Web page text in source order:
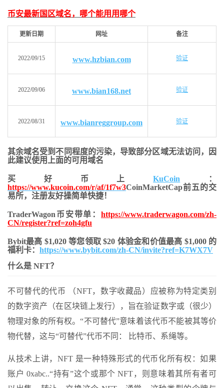
币安最新国区域名，哪个能用用哪个
更新日期 网址 备注
2022/09/15 www.hzbian.com 验证
2022/09/06 www.bian168.net 验证
2022/08/31 www.bianreggroup.com 验证
其余域名受到不同程度的污染，导致部分区域无法访问，
因
此建议使用上面的可用域名
买好币上KuCoin ：
https://www.kucoin.com/r/af/1f7w3CoinMarketCap前五的交
易所，注册友好操简单快捷！
TraderWagon币安带单： https://www.traderwagon.com/zh-
CN/register?ref=zoh4gfu
Bybit最高 $1,020 等您领取 $20 体验金和价值最高 $1,000 的
福利卡： https://www.bybit.com/zh-CN/invite?ref=K7WX7V
什么是 NFT？
不可替代的代币
（NFT，数字收藏品）应被称为特定类别
的数字资产（在区块链上发行），旨在验证数字或（很少）
物理对象的所有权。“不可替代”意味着该代币不能被其等价
物代替，这与“可替代”代币不同：
比特币、系绳等。
从技术上讲，NFT 是一种特殊形式的代币化所有权：如果
账户 0xabc..“持有”这个或那个 NFT，则意味着其所有者可